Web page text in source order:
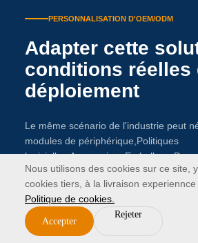
PERSONNALISATION D'OEM/ODM
Adapter cette
conditions réelles
déploiement
Le même scénario de l'industrie peut
modules de périphérique,Politiques
étapes de validation. La
décisions connectées avant la citation.
Voir la capacité de
Nous utilisons des cookies sur ce site,
cookies tiers, à la livraison experiennce
Politique de cookies.
Accepter
Rejeter